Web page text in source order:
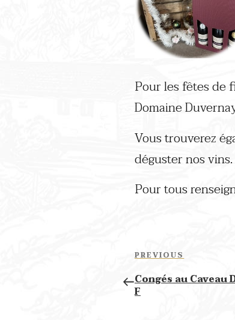
Pour les fêtes de
Domaine
Vous trouverez
déguster nos vins.
Pour tous
navigation
Previous
Post
PREVIOUS
Congés au Caveau
F